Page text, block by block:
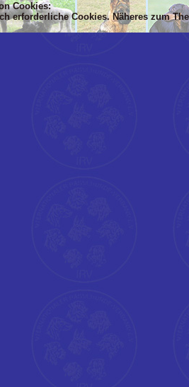
Cookies:
erforderliche Cookies. Näheres zum
mlAN, mlsBOD